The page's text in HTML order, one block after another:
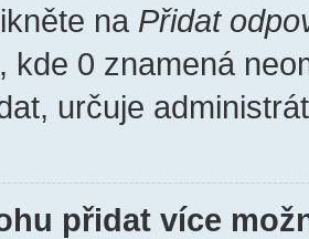
na Přidat
kde 0 znamená
určuje
přidat více